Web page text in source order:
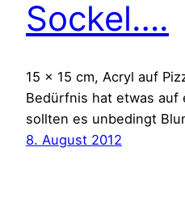
Sockel….
15 x 15 cm, Acryl auf
Bedürfnis hat etwas auf
sollten es unbedingt
8. August 2012